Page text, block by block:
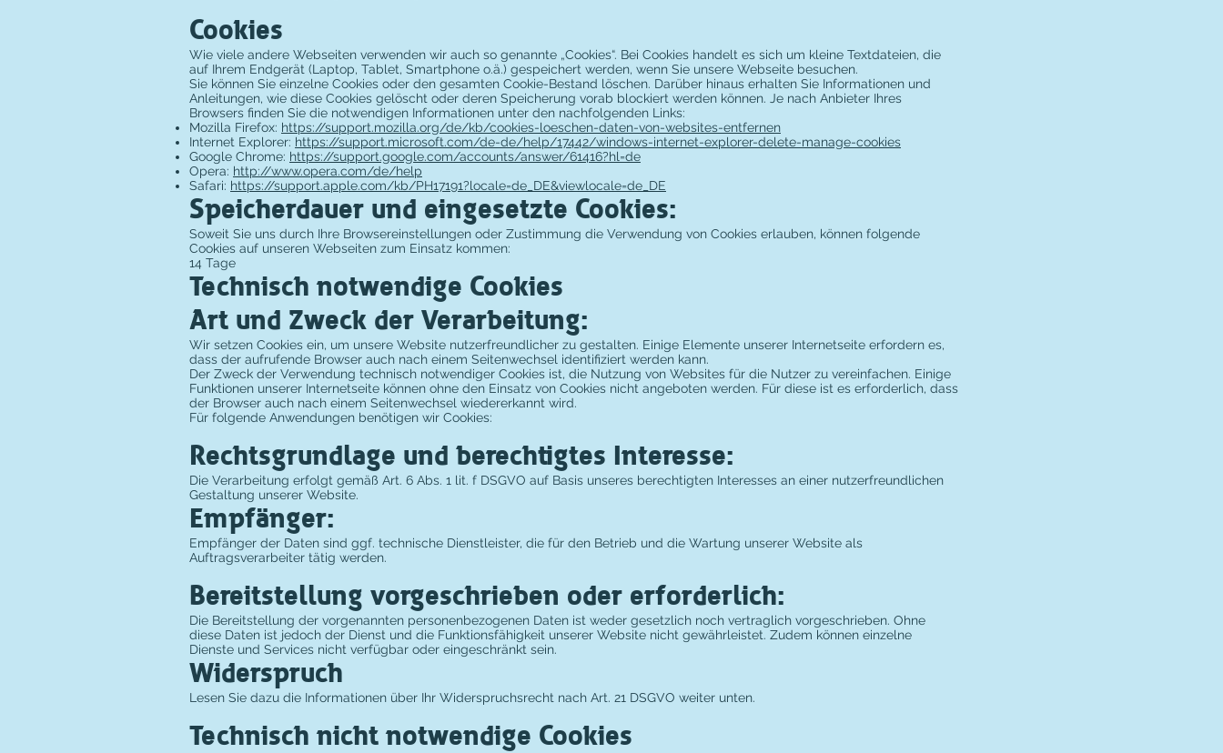
Cookies
Wie viele andere Webseiten verwenden wir auch so genannte „Cookies“. Bei Cookies handelt es sich um kleine Textdateien, die
auf Ihrem Endgerät (Laptop, Tablet, Smartphone o.ä.) gespeichert werden, wenn Sie unsere Webseite besuchen.
Sie können Sie einzelne Cookies oder den gesamten Cookie-Bestand löschen. Darüber hinaus erhalten Sie Informationen und
Anleitungen, wie diese Cookies gelöscht oder deren Speicherung vorab blockiert werden können. Je nach Anbieter Ihres
Browsers finden Sie die notwendigen Informationen unter den nachfolgenden Links:
Mozilla Firefox: https://support.mozilla.org/de/kb/cookies-loeschen-daten-von-websites-entfernen
Internet Explorer: https://support.microsoft.com/de-de/help/17442/windows-internet-explorer-delete-manage-cookies
Google Chrome: https://support.google.com/accounts/answer/61416?hl=de
Opera: http://www.opera.com/de/help
Safari: https://support.apple.com/kb/PH17191?locale=de_DE&viewlocale=de_DE
Speicherdauer und eingesetzte Cookies:
Soweit Sie uns durch Ihre Browsereinstellungen oder Zustimmung die Verwendung von Cookies erlauben, können folgende
Cookies auf unseren Webseiten zum Einsatz kommen:
14 Tage
Technisch notwendige Cookies
Art und Zweck der Verarbeitung:
Wir setzen Cookies ein, um unsere Website nutzerfreundlicher zu gestalten. Einige Elemente unserer Internetseite erfordern es,
dass der aufrufende Browser auch nach einem Seitenwechsel identifiziert werden kann.
Der Zweck der Verwendung technisch notwendiger Cookies ist, die Nutzung von Websites für die Nutzer zu vereinfachen. Einige
Funktionen unserer Internetseite können ohne den Einsatz von Cookies nicht angeboten werden. Für diese ist es erforderlich, dass
der Browser auch nach einem Seitenwechsel wiedererkannt wird.
Für folgende Anwendungen benötigen wir Cookies:
Rechtsgrundlage und berechtigtes Interesse:
Die Verarbeitung erfolgt gemäß Art. 6 Abs. 1 lit. f DSGVO auf Basis unseres berechtigten Interesses an einer nutzerfreundlichen
Gestaltung unserer Website.
Empfänger:
Empfänger der Daten sind ggf. technische Dienstleister, die für den Betrieb und die Wartung unserer Website als
Auftragsverarbeiter tätig werden.
Bereitstellung vorgeschrieben oder erforderlich:
Die Bereitstellung der vorgenannten personenbezogenen Daten ist weder gesetzlich noch vertraglich vorgeschrieben. Ohne
diese Daten ist jedoch der Dienst und die Funktionsfähigkeit unserer Website nicht gewährleistet. Zudem können einzelne
Dienste und Services nicht verfügbar oder eingeschränkt sein.
Widerspruch
Lesen Sie dazu die Informationen über Ihr Widerspruchsrecht nach Art. 21 DSGVO weiter unten.
Technisch nicht notwendige Cookies